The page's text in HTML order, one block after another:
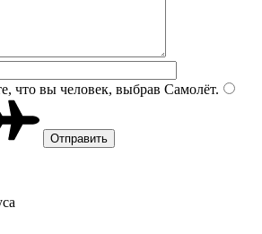
что вы человек, выбрав Самолёт.